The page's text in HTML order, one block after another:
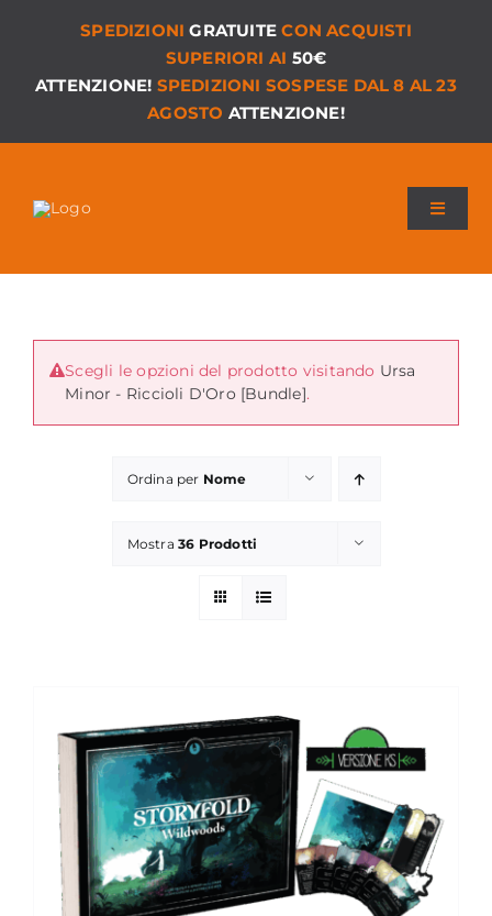
SPEDIZIONIGRATUITE CON ACQUISTI
SUPERIORI AI 50€
ATTENZIONE! SPEDIZIONI SOSPESE DAL 8 AL 23
AGOSTO ATTENZIONE!
Toggle
Versioni PDF
Scegli le opzioni del prodotto visitando Ursa
Minor - Riccioli D'Oro [Bundle].
Ordina per Nome
Mostra 36 Prodotti